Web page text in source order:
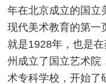
年在北京成立的国立
现代美术教育的第一
就是1928年，也是
州成立了国立艺术院
术专科学校，开始了